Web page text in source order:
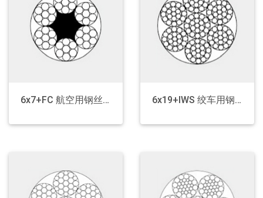
6x7+FC 航空用钢丝绳 6x19+IWS 绞车用钢丝绳